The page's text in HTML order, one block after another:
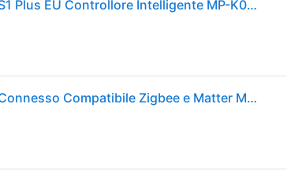
Aqara MP-K03D HUB S1 Plus EU Controllore Intelligente MP-K03D
Pannello di Controllo Connesso Compatibile Zigbee e Matter Multi Controllo Bianco / Nero Aqara